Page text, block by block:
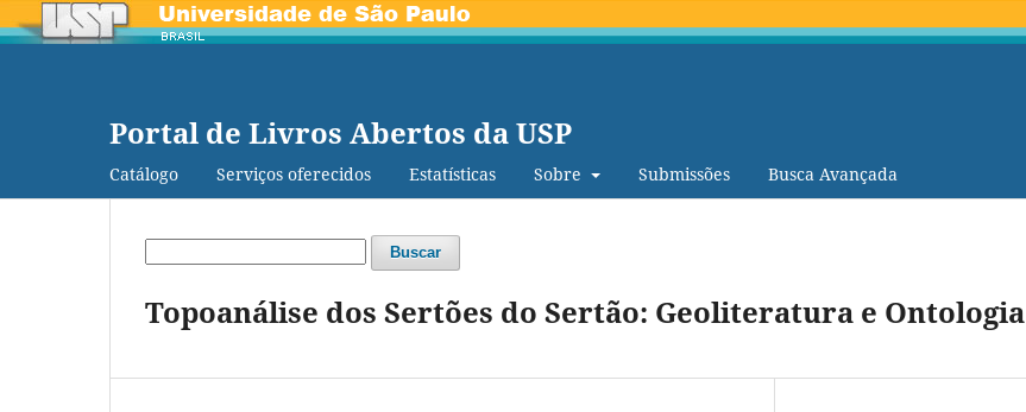
Portal de Livros Abertos da USP
Catálogo Serviços oferecidos Estatísticas Sobre Submissões Busca Avançada
Buscar
Topoanálise dos Sertões do Sertão: Geoliteratura e Ontologia